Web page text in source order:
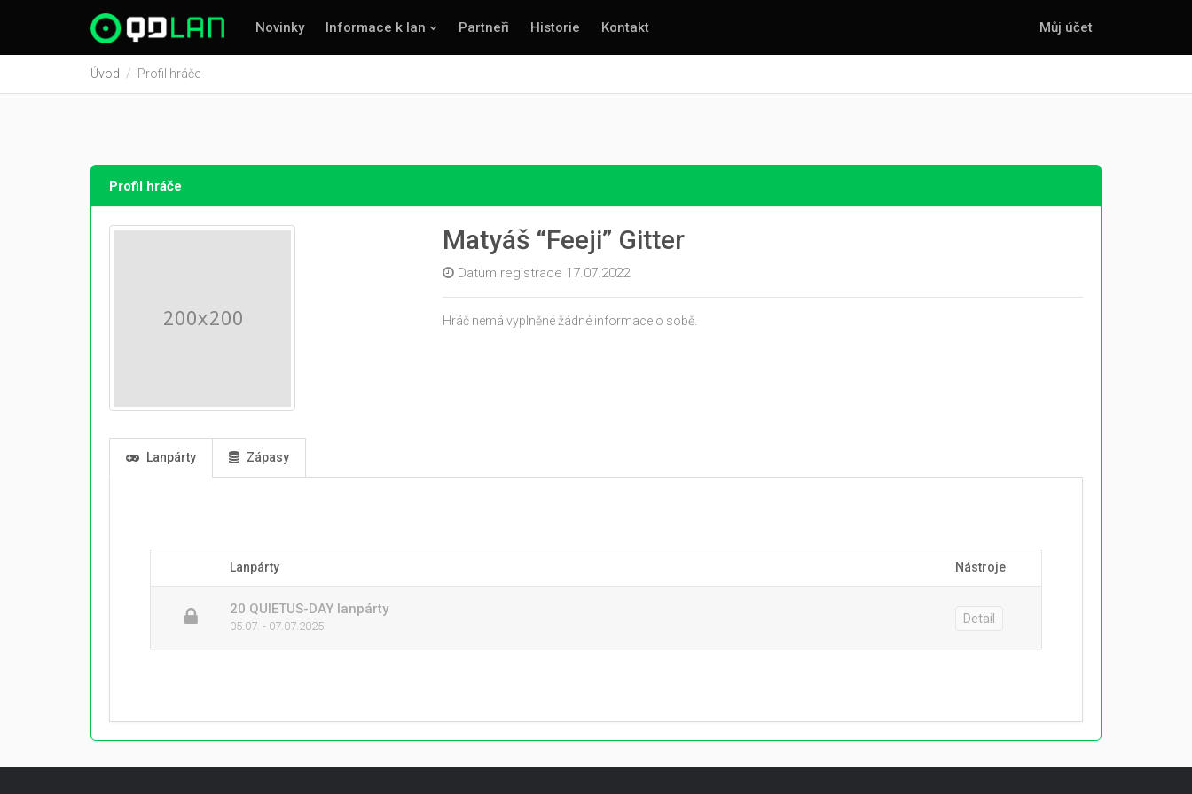
Novinky Informace k lan Partneři Historie Kontakt Můj účet
Úvod Profil hráče
Profil hráče
Matyáš “Feeji” Gitter
Datum registrace 17.07.2022
Hráč nemá vyplněné žádné informace o sobě.
Lanpárty Zápasy
Lanpárty Nástroje
20 QUIETUS-DAY lanpárty
05.07. - 07.07.2025
Detail